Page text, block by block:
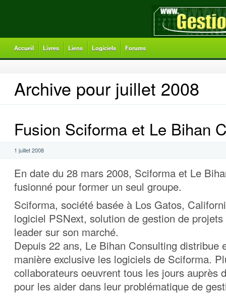
Accueil Livres Liens Logiciels Forums
Archive pour juillet 2008
Fusion Sciforma et Le Bihan
1 juillet 2008
En date du 28 mars 2008, Sciforma et Le
fusionné pour former un seul groupe.
Sciforma, société basée à Los Gatos,
logiciel PSNext, solution de gestion de
leader sur son marché.
Depuis 22 ans, Le Bihan Consulting distribue
manière exclusive les logiciels de Sciforma.
collaborateurs oeuvrent tous les jours auprès
pour les aider dans leur problématique de